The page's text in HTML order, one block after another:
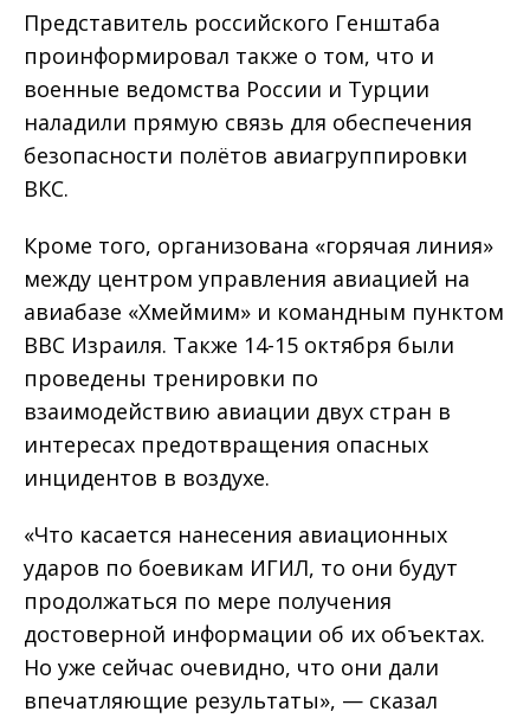
Представитель российского Генштаба
проинформировал также о том, что и
военные ведомства России и Турции
наладили прямую связь для обеспечения
безопасности полётов авиагруппировки
ВКС.
Кроме того, организована «горячая линия»
между центром управления авиацией на
авиабазе «Хмеймим» и командным пунктом
ВВС Израиля. Также 14-15 октября были
проведены тренировки по
взаимодействию авиации двух стран в
интересах предотвращения опасных
инцидентов в воздухе.
«Что касается нанесения авиационных
ударов по боевикам ИГИЛ, то они будут
продолжаться по мере получения
достоверной информации об их объектах.
Но уже сейчас очевидно, что они дали
впечатляющие результаты», — сказал